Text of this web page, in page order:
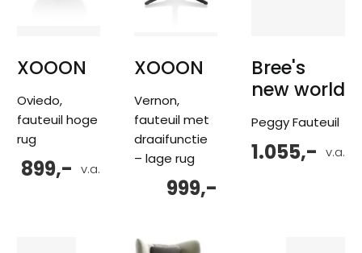
XOOON
Oviedo,
fauteuil hoge
rug
v.a.
899,-
XOOON
Vernon,
fauteuil met
draaifunctie
– lage rug
999,-
Bree's
new world
Peggy Fauteuil
v.a.
1.055,-